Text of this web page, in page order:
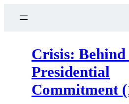
Crisis: Behind
Presidential
Commitment